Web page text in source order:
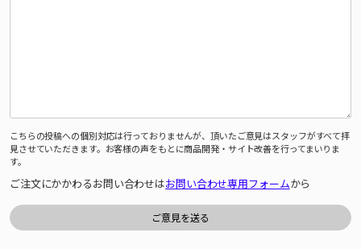
こちらの投稿への個別対応は行っておりませんが、頂いたご意見はスタッフがすべて拝
見させていただきます。お客様の声をもとに商品開発・サイト改善を行ってまいりま
す。
ご注文にかかわるお問い合わせはお問い合わせ専用フォームから